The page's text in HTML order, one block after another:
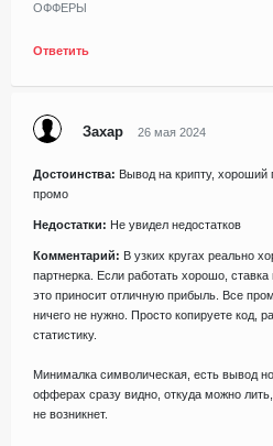
ОФФЕРЫ
Ответить
Захар 26 мая 2024
Достоинства: Вывод на крипту, хороший
промо
Недостатки: Не увидел недостатков
Комментарий: В узких кругах реально
партнерка. Если работать хорошо,
это приносит отличную прибыль. Все
ничего не нужно. Просто копируете код,
статистику.
Минималка символическая, есть вывод
офферах сразу видно, откуда можно лить,
не возникнет.